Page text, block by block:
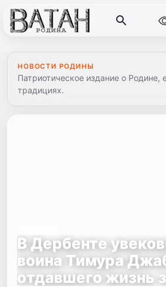
НОВОСТИ РОДИНЫ
Патриотическое издание о Родине,
традициях.
В Дербенте
воина Тимура
отдавшего жизнь